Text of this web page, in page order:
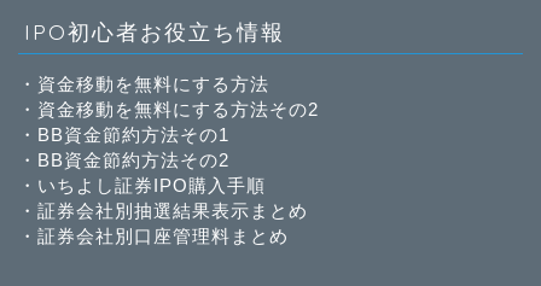
IPO初心者お役立ち情報
・ 資金移動を無料にする方法
・ 資金移動を無料にする方法その2
・ BB資金節約方法その1
・ BB資金節約方法その2
・ いちよし証券IPO購入手順
・ 証券会社別抽選結果表示まとめ
・ 証券会社別口座管理料まとめ